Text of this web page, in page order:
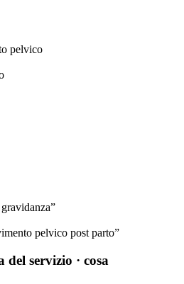
pelvico
pelvico post parto”
del servizio · cosa